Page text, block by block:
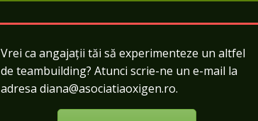
Vrei ca angajații tăi să experimenteze un altfel
de teambuilding? Atunci scrie-ne un e-mail la
adresa diana@asociatiaoxigen.ro.